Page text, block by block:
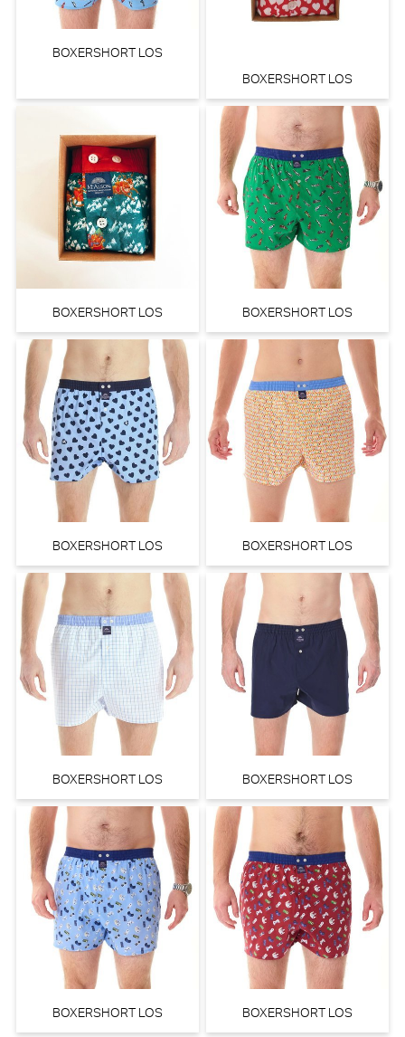
BOXERSHORT LOS
BOXERSHORT LOS
BOXERSHORT LOS BOXERSHORT LOS
BOXERSHORT LOS BOXERSHORT LOS
BOXERSHORT LOS BOXERSHORT LOS
BOXERSHORT LOS BOXERSHORT LOS